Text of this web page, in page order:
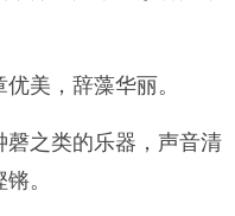
，辞藻华丽。
类的乐器，声音清
。